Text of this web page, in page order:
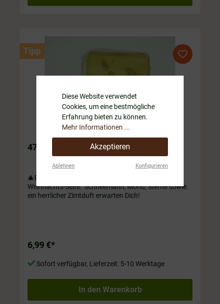
Tipp
47 Designer Seife Schneemann
🎄Erlebe den Zauber der Weihnacht mit unserer
Weihnachts-Seife: Schneemann, Mond, Sterne sowie
ein herrlicher Zimtduft erwarten Dich!
6,99 €*
Sofort verfügbar, Lieferzeit: 5-10 Werktage
In den Warenkorb
Diese Website verwendet
Cookies, um eine bestmögliche
Erfahrung bieten zu können.
Mehr Informationen ...
Akzeptieren
Ablehnen Konfigurieren